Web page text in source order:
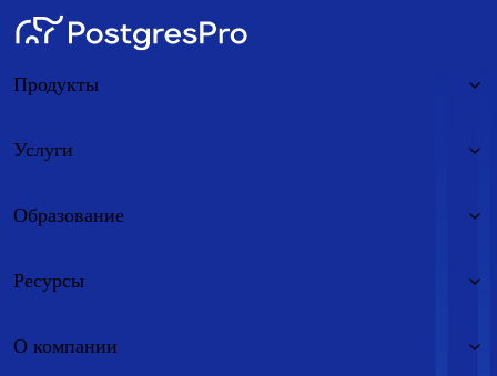
Продукты
Услуги
Образование
Ресурсы
О компании